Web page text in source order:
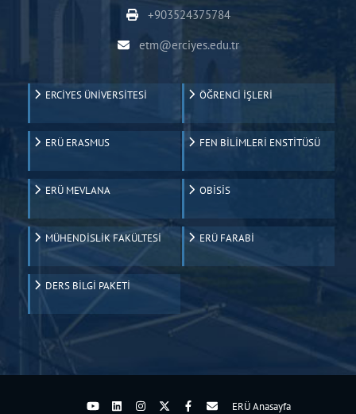
+903524375784
etm@erciyes.edu.tr
ERCİYES ÜNİVERSİTESİ ÖĞRENCİ İŞLERİ
ERÜ ERASMUS FEN BİLİMLERİ ENSTİTÜSÜ
ERÜ MEVLANA OBİSİS
MÜHENDİSLİK FAKÜLTESİ ERÜ FARABİ
DERS BİLGİ PAKETİ
ERÜ Anasayfa